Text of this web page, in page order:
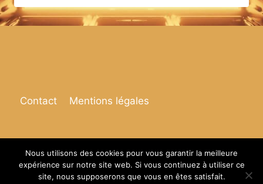
Contact Mentions légales
© 2026 Espace de vie
Nous utilisons des cookies pour vous garantir la meilleure
expérience sur notre site web. Si vous continuez à utiliser ce
site, nous supposerons que vous en êtes satisfait.